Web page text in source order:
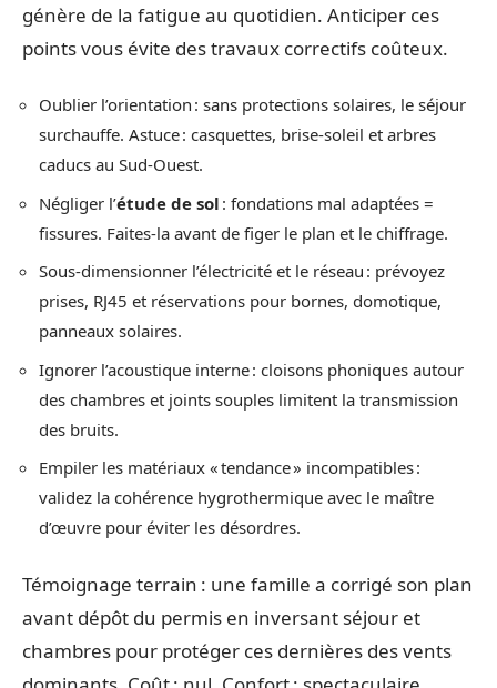
génère de la fatigue au quotidien. Anticiper ces
points vous évite des travaux correctifs coûteux.
Oublier l’orientation : sans protections solaires, le séjour
surchauffe. Astuce : casquettes, brise-soleil et arbres
caducs au Sud-Ouest.
Négliger l’étude de sol : fondations mal adaptées =
fissures. Faites-la avant de figer le plan et le chiffrage.
Sous-dimensionner l’électricité et le réseau : prévoyez
prises, RJ45 et réservations pour bornes, domotique,
panneaux solaires.
Ignorer l’acoustique interne : cloisons phoniques autour
des chambres et joints souples limitent la transmission
des bruits.
Empiler les matériaux « tendance » incompatibles :
validez la cohérence hygrothermique avec le maître
d’œuvre pour éviter les désordres.
Témoignage terrain : une famille a corrigé son plan
avant dépôt du permis en inversant séjour et
chambres pour protéger ces dernières des vents